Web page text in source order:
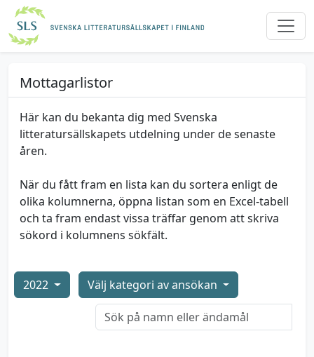
Mottagarlistor
Här kan du bekanta dig med Svenska
litteratursällskapets utdelning under de senaste
åren.
När du fått fram en lista kan du sortera enligt de
olika kolumnerna, öppna listan som en Excel-tabell
och ta fram endast vissa träffar genom att skriva
sökord i kolumnens sökfält.
2022 Välj kategori av ansökan